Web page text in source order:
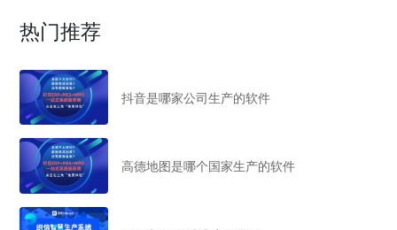
热门推荐
抖音是哪家公司生产的软件
高德地图是哪个国家生产的软件